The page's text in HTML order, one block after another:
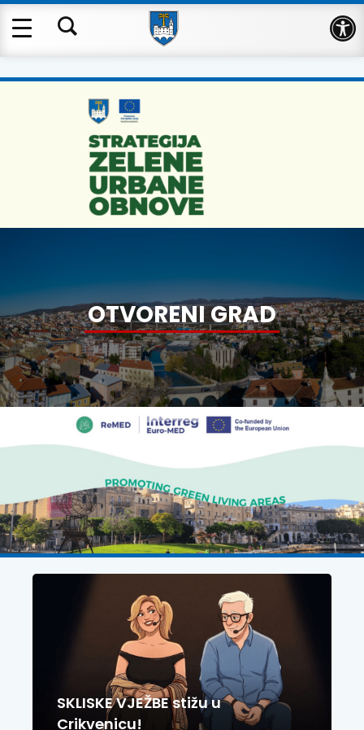
OTVORENI GRAD
SKLISKE VJEŽBE stižu u
Crikvenicu!